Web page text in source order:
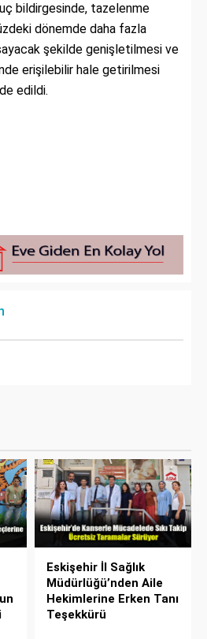
bildirgesinde, tazelenme
dönemde daha fazla
şekilde genişletilmesi ve
erişilebilir hale getirilmesi
edildi.
Eskişehir İl Sağlık
Müdürlüğü’nden Aile
Hekimlerine Erken Tanı
Teşekkürü